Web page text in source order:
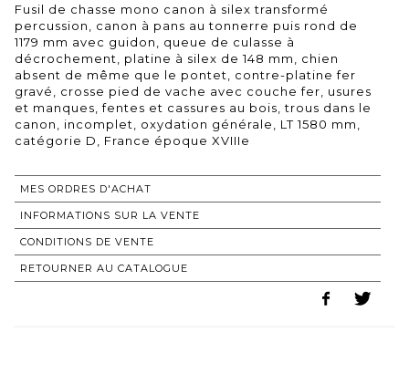
Fusil de chasse mono canon à silex transformé
percussion, canon à pans au tonnerre puis rond de
1179 mm avec guidon, queue de culasse à
décrochement, platine à silex de 148 mm, chien
absent de même que le pontet, contre-platine fer
gravé, crosse pied de vache avec couche fer, usures
et manques, fentes et cassures au bois, trous dans le
canon, incomplet, oxydation générale, LT 1580 mm,
catégorie D, France époque XVIIIe
MES ORDRES D'ACHAT
INFORMATIONS SUR LA VENTE
CONDITIONS DE VENTE
RETOURNER AU CATALOGUE